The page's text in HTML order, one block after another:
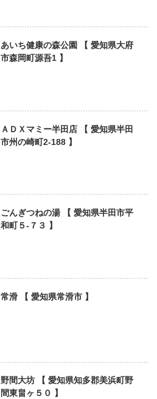
あいち健康の森公園 【 愛知県大府
市森岡町源吾1 】
ＡＤＸマミー半田店 【 愛知県半田
市州の崎町2-188 】
ごんぎつねの湯 【 愛知県半田市平
和町５-７３ 】
常滑 【 愛知県常滑市 】
野間大坊 【 愛知県知多郡美浜町野
間東畠ヶ５０ 】